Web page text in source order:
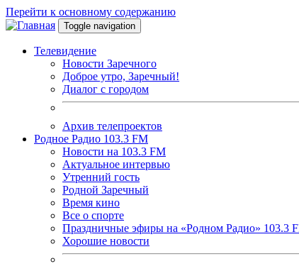
Перейти к основному содержанию
Toggle navigation
Телевидение
Новости Заречного
Доброе утро, Заречный!
Диалог с городом
Архив телепроектов
Родное Радио 103.3 FM
Новости на 103.3 FM
Актуальное интервью
Утренний гость
Родной Заречный
Время кино
Все о спорте
Праздничные эфиры на «Родном Радио» 103.3
Хорошие новости